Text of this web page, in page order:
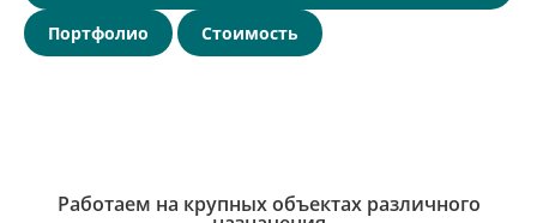
Портфолио Стоимость
Работаем на крупных объектах различного